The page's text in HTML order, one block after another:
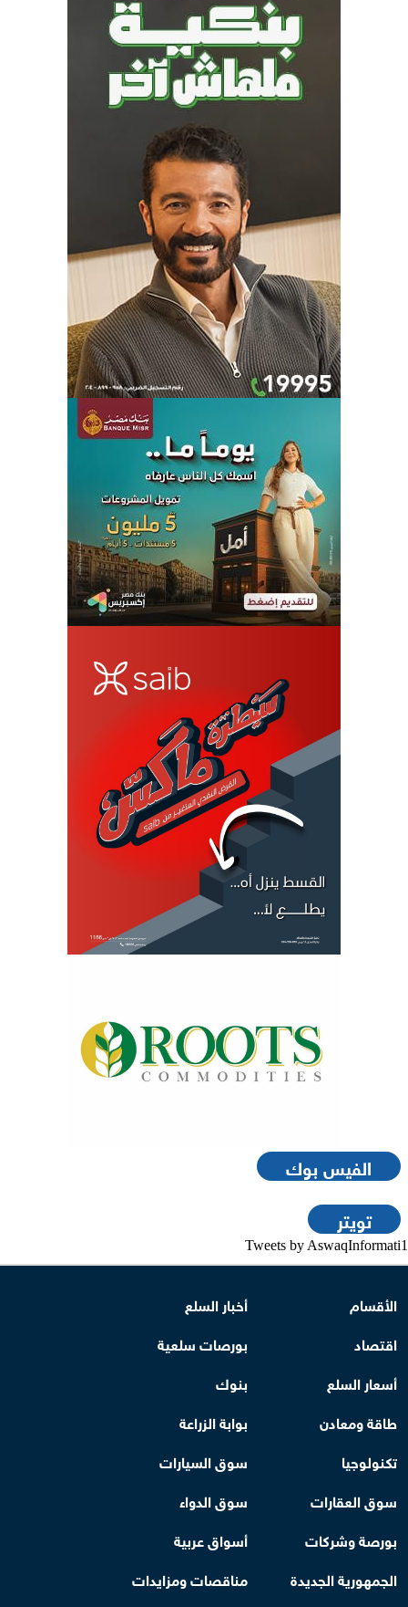
الفيس بوك
تويتر
Tweets by AswaqInformati1
الأقسام
أخبار السلع
اقتصاد
بورصات سلعية
أسعار السلع
بنوك
طاقة ومعادن
بوابة الزراعة
تكنولوجيا
سوق السيارات
سوق العقارات
سوق الدواء
بورصة وشركات
أسواق عربية
الجمهورية الجديدة
مناقصات ومزايدات